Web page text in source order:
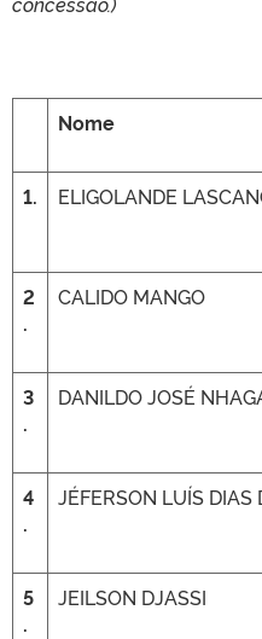
Nome
1.
ELIGOLANDE
2
.
CALIDO MANGO
3
.
DANILDO JOSÉ
4
.
JÉFERSON LUÍS DIAS
5
.
JEILSON DJASSI